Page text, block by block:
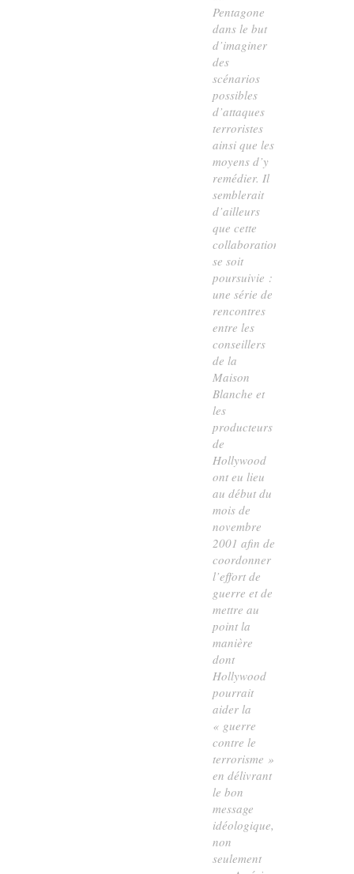
Pentagone
dans le but
d’imaginer
des
scénarios
possibles
d’attaques
terroristes
ainsi que les
moyens d’y
remédier. Il
semblerait
d’ailleurs
que cette
collaboration
se soit
poursuivie :
une série de
rencontres
entre les
conseillers
de la
Maison
Blanche et
les
producteurs
de
Hollywood
ont eu lieu
au début du
mois de
novembre
2001 afin de
coordonner
l’effort de
guerre et de
mettre au
point la
manière
dont
Hollywood
pourrait
aider la
« guerre
contre le
terrorisme »
en délivrant
le bon
message
idéologique,
non
seulement